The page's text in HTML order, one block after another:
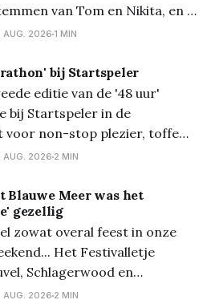
van Tom en Nikita, en je
En zo was het
Meer foto's op
AUG. 2026 1 MIN
bij Startspeler
editie van de '48 uur'
bij Startspeler in de
voor non-stop plezier, toffe
en pure entertainment. Denk
of trading card games; een
videogames; painting en veel
waren talrijk en
AUG. 2026 2 MIN
Blauwe Meer was het
gezellig
zowat overal feest in onze
Het Festivalletje
Schlagerwood en
en op het Blauwe Meer wilden
AUG. 2026 2 MIN